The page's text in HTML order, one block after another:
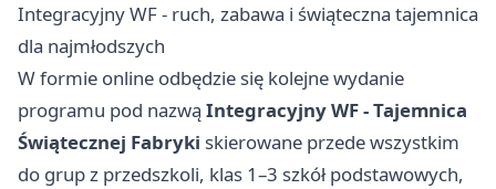
Integracyjny WF - ruch, zabawa i świąteczna tajemnica
dla najmłodszych
W formie online odbędzie się kolejne wydanie
programu pod nazwą Integracyjny WF - Tajemnica
Świątecznej Fabryki skierowane przede wszystkim
do grup z przedszkoli, klas 1–3 szkół podstawowych,